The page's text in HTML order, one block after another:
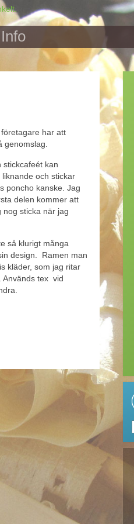
Info
har att
stickcafeét kan
och stickar
poncho kanske. Jag
delen kommer att
sticka när jag
så klurigt många
design. Ramen man
kläder, som jag ritar
Används tex vid